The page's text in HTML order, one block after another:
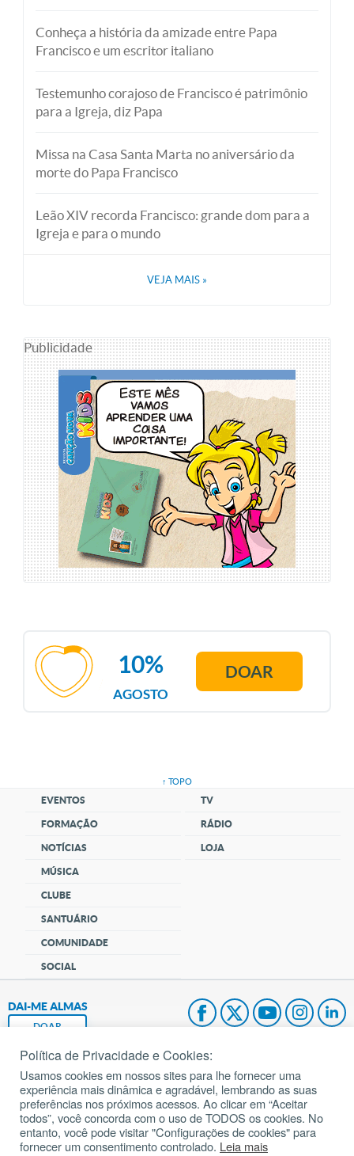
Conheça a história da amizade entre Papa
Francisco e um escritor italiano
Testemunho corajoso de Francisco é patrimônio
para a Igreja, diz Papa
Missa na Casa Santa Marta no aniversário da
morte do Papa Francisco
Leão XIV recorda Francisco: grande dom para a
Igreja e para o mundo
VEJA MAIS »
Publicidade
AGOSTO
10% DOAR
↑ TOPO
EVENTOS
FORMAÇÃO
NOTÍCIAS
MÚSICA
CLUBE
SANTUÁRIO
COMUNIDADE
SOCIAL
TV
RÁDIO
LOJA
DAI-ME ALMAS
DOAR
Fundação João Paulo II
Pedido de Oração
Mapa do site
Política de Privacidade e Cookies:
Usamos cookies em nossos sites para lhe fornecer uma
experiência mais dinâmica e agradável, lembrando as suas
preferências nos próximos acessos. Ao clicar em “Aceitar
todos”, você concorda com o uso de TODOS os cookies. No
entanto, você pode visitar "Configurações de cookies" para
fornecer um consentimento controlado. Leia mais